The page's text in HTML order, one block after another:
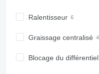
Ralentisseur
Graissage centralisé
Blocage du différentiel